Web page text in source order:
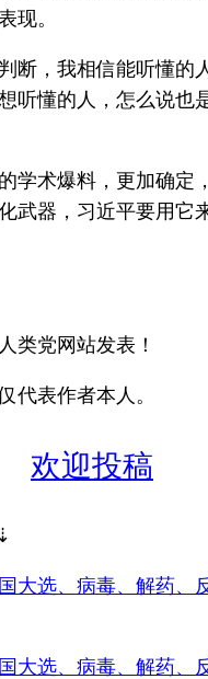
现。
断，我相信能听懂的
听懂的人，怎么说也
学术爆料，更加确定
武器，习近平要用它
类党网站发表！
代表作者本人。
欢迎投稿
大选、病毒、解药、
大选、病毒、解药、